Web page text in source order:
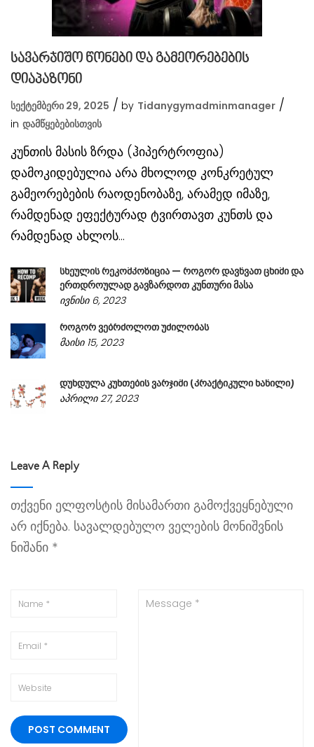
სავარჯიშო წონები და გამეორებების
დიაპაზონი
სექტემბერი 29, 2025
by Tidanygymadminmanager
in Დამწყებებისთვის
კუნთის მასის ზრდა (ჰიპერტროფია)
დამოკიდებულია არა მხოლოდ კონკრეტულ
გამეორებების რაოდენობაზე, არამედ იმაზე,
რამდენად ეფექტურად ტვირთავთ კუნთს და
რამდენად ახლოს...
სხეულის რეკომპოზიცია — როგორ დავწვათ ცხიმი და
ერთდროულად გავზარდოთ კუნთური მასა
ივნისი 6, 2023
როგორ ვებრძოლოთ უძილობას
მაისი 15, 2023
დუნდულა კუნთების ვარჯიში (პრაქტიკული ნაწილი)
აპრილი 27, 2023
Leave A Reply
თქვენი ელფოსტის მისამართი გამოქვეყნებული
არ იქნება. სავალდებულო ველების მონიშვნის
ნიშანი *